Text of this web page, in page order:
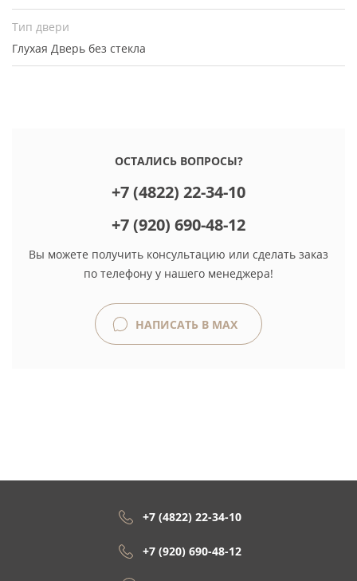
Тип двери
Глухая Дверь без стекла
ОСТАЛИСЬ ВОПРОСЫ?
+7 (4822) 22-34-10
+7 (920) 690-48-12
Вы можете получить консультацию или сделать заказ
по телефону у нашего менеджера!
НАПИСАТЬ В MAX
+7 (4822) 22-34-10
+7 (920) 690-48-12